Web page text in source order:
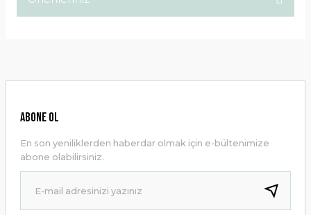
Ürün resmi kalitesiz, bozuk veya görüntülenemiyor.
Ürün bilgilerinde hatalar bulunuyor.
Ürün fiyatı diğer sitelerden daha pahalı.
Bu ürüne benzer farklı alternatifler olmalı.
ABONE OL
En son yeniliklerden haberdar olmak için e-bültenimize
abone olabilirsiniz.